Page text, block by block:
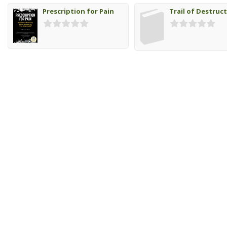
Prescription for Pain Trail of